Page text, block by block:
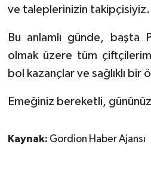
ve taleplerinizin takipçisiyiz.
Bu anlamlı günde, başta
olmak üzere tüm
bol kazançlar ve sağlıklı bir
Emeğiniz bereketli,
Kaynak: Gordion Haber Ajansı